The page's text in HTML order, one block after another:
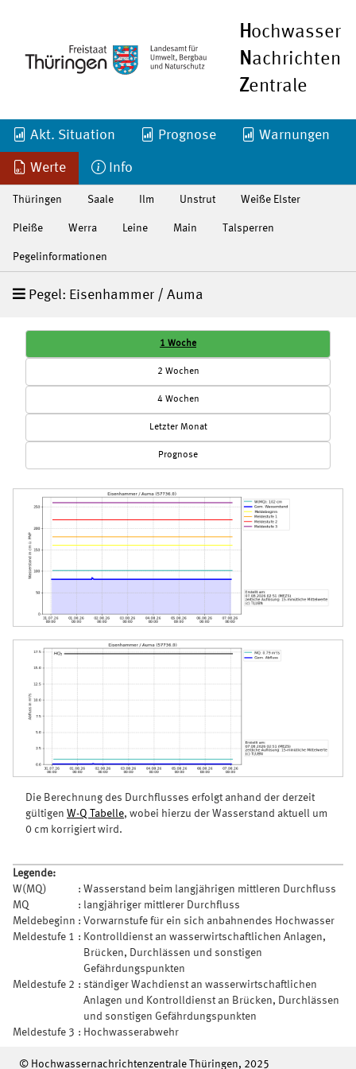
Hochwasser
Nachrichten
Zentrale
Akt. Situation Prognose Warnungen
Werte Info
Thüringen Saale Ilm Unstrut Weiße Elster
Pleiße Werra Leine Main Talsperren
Pegelinformationen
Pegel: Eisenhammer / Auma
1 Woche
2 Wochen
4 Wochen
Letzter Monat
Prognose
Die Berechnung des Durchflusses erfolgt anhand der derzeit
gültigen W-Q Tabelle, wobei hierzu der Wasserstand aktuell um
0 cm korrigiert wird.
Legende:
W(MQ)
: Wasserstand beim langjährigen mittleren Durchfluss
MQ
: langjähriger mittlerer Durchfluss
Meldebeginn : Vorwarnstufe für ein sich anbahnendes Hochwasser
Meldestufe 1 : Kontrolldienst an wasserwirtschaftlichen Anlagen,
Brücken, Durchlässen und sonstigen
Gefährdungspunkten
Meldestufe 2 : ständiger Wachdienst an wasserwirtschaftlichen
Anlagen und Kontrolldienst an Brücken, Durchlässen
und sonstigen Gefährdungspunkten
Meldestufe 3 : Hochwasserabwehr
© Hochwassernachrichtenzentrale Thüringen, 2025